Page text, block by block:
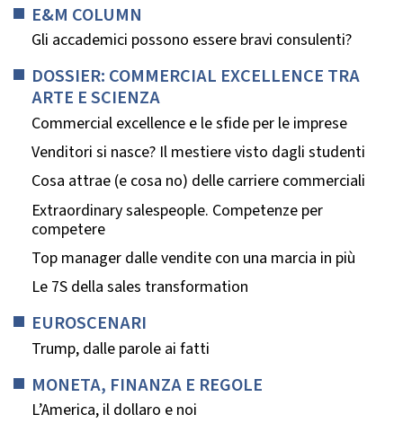
E&M COLUMN
Gli accademici possono essere bravi consulenti?
DOSSIER: COMMERCIAL EXCELLENCE TRA
ARTE E SCIENZA
Commercial excellence e le sfide per le imprese
Venditori si nasce? Il mestiere visto dagli studenti
Cosa attrae (e cosa no) delle carriere commerciali
Extraordinary salespeople. Competenze per
competere
Top manager dalle vendite con una marcia in più
Le 7S della sales transformation
EUROSCENARI
Trump, dalle parole ai fatti
MONETA, FINANZA E REGOLE
L’America, il dollaro e noi